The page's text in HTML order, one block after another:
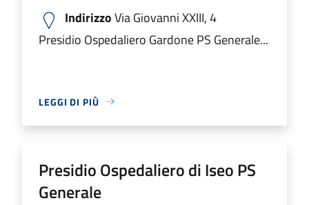
IndirizzoVia Giovanni XXIII, 4
Presidio Ospedaliero Gardone PS Generale...
LEGGI DI PIÙ
Presidio Ospedaliero di Iseo PS
Generale